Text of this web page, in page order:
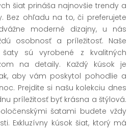
šiat prináša najnovšie trendy a
Bez ohľadu na to, či preferujete
moderné dizajny, u nás
osobnosť a príležitosť. Naše
šaty sú vyrobené z kvalitných
na detaily. Každý kúsok je
aby vám poskytol pohodlie a
Prejdite si našu kolekciu dnes
príležitosť byť krásna a štýlová.
šatami budete vždy
Exkluzívny kúsok šiat, ktorý má